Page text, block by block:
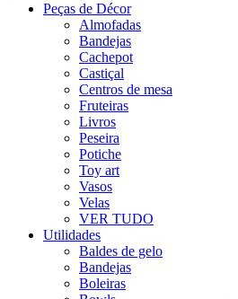
Peças de Décor
Almofadas
Bandejas
Cachepot
Castiçal
Centros de mesa
Fruteiras
Livros
Peseira
Potiche
Toy art
Vasos
Velas
VER TUDO
Utilidades
Baldes de gelo
Bandejas
Boleiras